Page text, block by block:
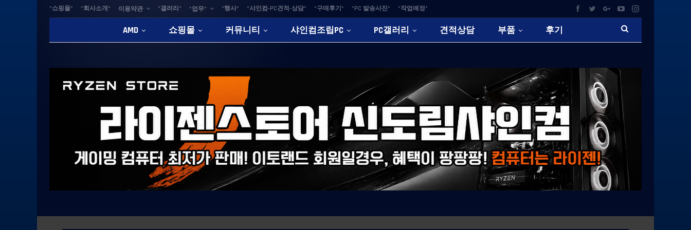
*쇼핑몰* *회사소개* 이용약관 *갤러리* *업무* *행사* *샤인컴-PC견적-상담* *구매후기* *PC 발송사진* *작업예정*
AMD 쇼핑몰 커뮤니티 샤인컴조립PC PC갤러리 견적상담 부품 후기